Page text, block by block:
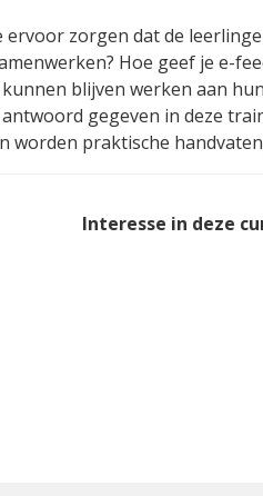
ervoor zorgen dat de
Hoe geef je e-
blijven werken aan
gegeven in deze
worden praktische
Interesse in deze